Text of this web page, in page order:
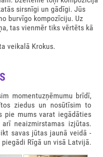
sirsnīgi un gādīgi. Jūs
burvīgo kompozīciju. Uz
tas vienmēr tiks vērtēts kā
veikalā Krokus.
momentuzņēmumu brīdī,
ziedus un nosūtīsim to
pie mums varat iegādāties
neaizmirstamas izjūtas.
savas jūtas jaunā veidā -
Rīgā un visā Latvijā.